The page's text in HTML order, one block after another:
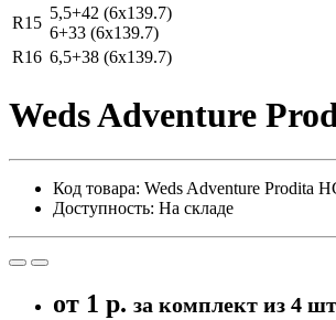
R15
5,5+42 (6x139.7)
6+33 (6x139.7)
R16 6,5+38 (6x139.7)
Weds Adventure
Код товара: Weds Adventure Prodita
Доступность: На складе
от 1 р. за комплект из 4